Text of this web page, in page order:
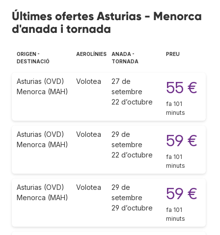
Últimes ofertes Asturias - Menorca
d'anada i tornada
ORIGEN -
DESTINACIÓ
AEROLÍNIES
ANADA -
TORNADA
PREU
Asturias (OVD)
Menorca (MAH)
Volotea
27 de
setembre
22 d’octubre
55 €
fa 101
minuts
Asturias (OVD)
Menorca (MAH)
Volotea
29 de
setembre
22 d’octubre
59 €
fa 101
minuts
Asturias (OVD)
Menorca (MAH)
Volotea
29 de
setembre
29 d’octubre
59 €
fa 101
minuts